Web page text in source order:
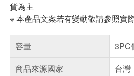
貨為主
※ 本產品文案若有變動敬請參照實
容量
3PC
商品來源國家
台灣